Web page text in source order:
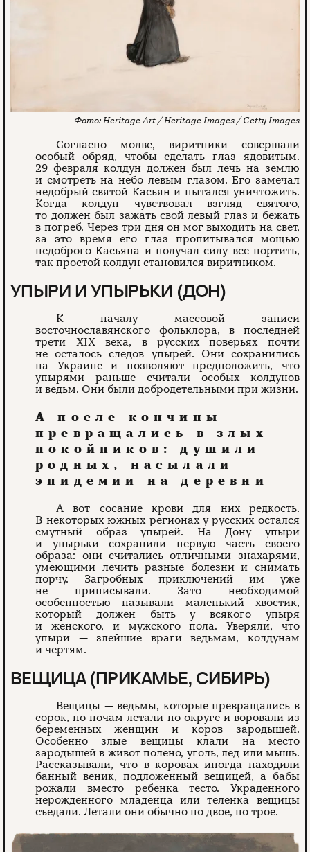
Heritage Art / Heritage Images / Getty Images
Согласно молве, виритники совершали
особый обряд, чтобы сделать глаз ядовитым.
29 февраля колдун должен был лечь на землю
и смотреть на небо левым глазом. Его замечал
недобрый святой Касьян и пытался уничтожить.
Когда колдун чувствовал взгляд святого,
то должен был зажать свой левый глаз и бежать
в погреб. Через три дня он мог выходить на свет,
за это время его глаз пропитывался мощью
недоброго Касьяна и получал силу все портить,
так простой колдун становился виритником.
УПЫРИ И УПЫРЬКИ (ДОН)
К началу массовой записи
восточнославянского фольклора, в последней
трети XIX века, в русских поверьях почти
не осталось следов упырей. Они сохранились
на Украине и позволяют предположить, что
упырями раньше считали особых колдунов
и ведьм. Они были добродетельными при жизни.
А после кончины
превращались в злых
покойников: душили
родных, насылали
эпидемии на деревни
А вот сосание крови для них редкость.
В некоторых южных регионах у русских остался
смутный образ упырей. На Дону упыри
и упырьки сохранили первую часть своего
образа: они считались отличными знахарями,
умеющими лечить разные болезни и снимать
порчу. Загробных приключений им уже
не приписывали. Зато необходимой
особенностью называли маленький хвостик,
который должен быть у всякого упыря
и женского, и мужского пола. Уверяли, что
упыри — злейшие враги ведьмам, колдунам
и чертям.
ВЕЩИЦА (ПРИКАМЬЕ, СИБИРЬ)
Вещицы — ведьмы, которые превращались в
сорок, по ночам летали по округе и воровали из
беременных женщин и коров зародышей.
Особенно злые вещицы клали на место
зародышей в живот полено, уголь, лед или мышь.
Рассказывали, что в коровах иногда находили
банный веник, подложенный вещицей, а бабы
рожали вместо ребенка тесто. Украденного
нерожденного младенца или теленка вещицы
съедали. Летали они обычно по двое, по трое.